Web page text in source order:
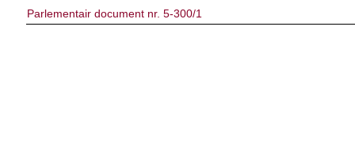
Parlementair document nr. 5-300/1